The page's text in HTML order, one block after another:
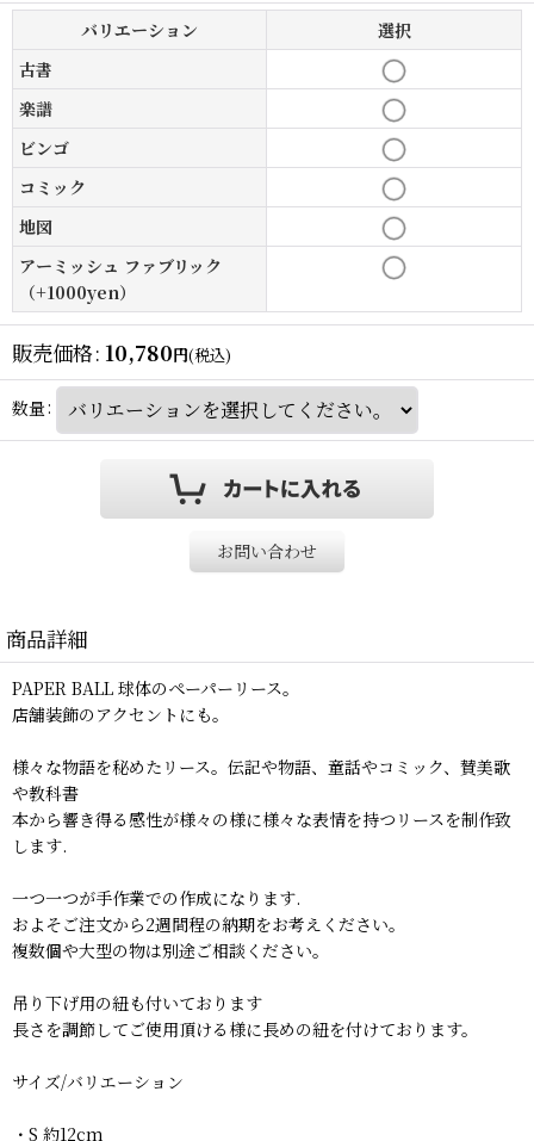
バリエーション
選択
古書
楽譜
ビンゴ
コミック
地図
アーミッシュ ファブリック
（+1000yen）
販売価格: 10,780円(税込)
数量:
お問い合わせ
商品詳細
PAPER BALL 球体のペーパーリース。
店舗装飾のアクセントにも。
様々な物語を秘めたリース。伝記や物語、童話やコミック、賛美歌
や教科書
本から響き得る感性が様々の様に様々な表情を持つリースを制作致
します.
一つ一つが手作業での作成になります.
およそご注文から2週間程の納期をお考えください。
複数個や大型の物は別途ご相談ください。
吊り下げ用の紐も付いております
長さを調節してご使用頂ける様に長めの紐を付けております。
サイズ/バリエーション
・S 約12cm